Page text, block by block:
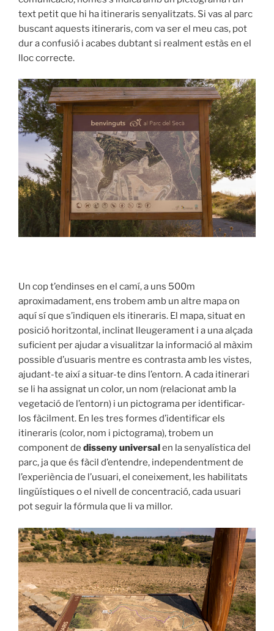
text petit que hi ha itineraris senyalitzats. Si vas al parc
buscant aquests itineraris, com va ser el meu cas, pot
dur a confusió i acabes dubtant si realment estàs en el
lloc correcte.
Un cop t’endinses en el camí, a uns 500m
aproximadament, ens trobem amb un altre mapa on
aquí sí que s’indiquen els itineraris. El mapa, situat en
posició horitzontal, inclinat lleugerament i a una alçada
suficient per ajudar a visualitzar la informació al màxim
possible d’usuaris mentre es contrasta amb les vistes,
ajudant-te així a situar-te dins l’entorn. A cada itinerari
se li ha assignat un color, un nom (relacionat amb la
vegetació de l’entorn) i un pictograma per identificar-
los fàcilment. En les tres formes d’identificar els
itineraris (color, nom i pictograma), trobem un
component de disseny universalen la senyalística del
parc, ja que és fàcil d’entendre, independentment de
l’experiència de l’usuari, el coneixement, les habilitats
lingüístiques o el nivell de concentració, cada usuari
pot seguir la fórmula que li va millor.